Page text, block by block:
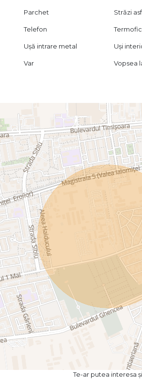
Parchet Străzi
Telefon
Ușă intrare metal Uși
Var Vopsea
Te-ar putea interesa